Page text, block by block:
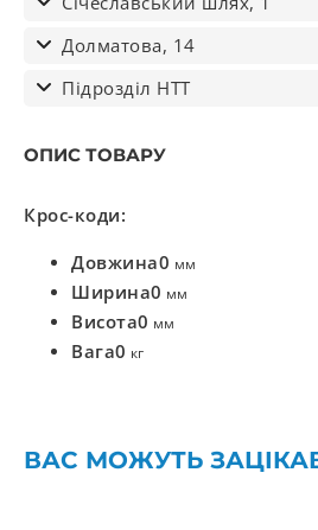
Долматова, 14
Підрозділ НТТ
ОПИС ТОВАРУ
Крос-коди:
Довжина0 мм
Ширина0 мм
Висота0 мм
Вага0 кг
ВАС МОЖУТЬ